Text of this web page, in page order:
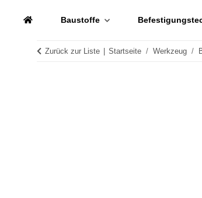
Baustoffe
Zurück zur Liste Startseite Werkzeug